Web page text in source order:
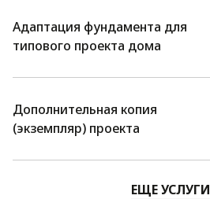
Адаптация фундамента для
типового проекта дома
Дополнительная копия
(экземпляр) проекта
ЕЩЕ УСЛУГИ